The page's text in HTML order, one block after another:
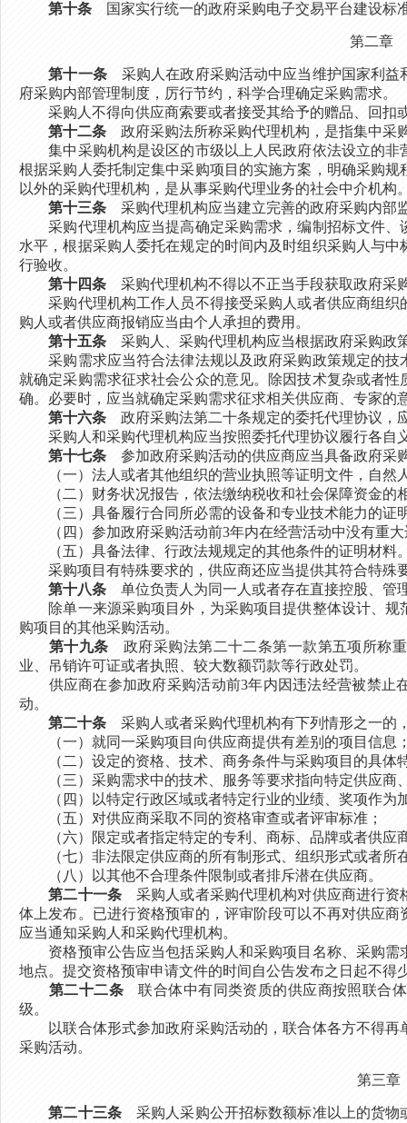
第十条 国家实行统一的政府采购电子交易平台建设标
第二章
第十一条采购人在政府采购活动中应当维护国家利益
府采购内部管理制度，厉行节约，科学合理确定采购需求。
采购人不得向供应商索要或者接受其给予的赠品、回扣
第十二条 政府采购法所称采购代理机构，是指集中采
集中采购机构是设区的市级以上人民政府依法设立的非
根据采购人委托制定集中采购项目的实施方案，明确采购
以外的采购代理机构，是从事采购代理业务的社会中介机构
第十三条 采购代理机构应当建立完善的政府采购内部
采购代理机构应当提高确定采购需求，编制招标文件、
水平，根据采购人委托在规定的时间内及时组织采购人与
行验收。
第十四条 采购代理机构不得以不正当手段获取政府采
采购代理机构工作人员不得接受采购人或者供应商组织
购人或者供应商报销应当由个人承担的费用。
第十五条 采购人、采购代理机构应当根据政府采购政
采购需求应当符合法律法规以及政府采购政策规定的技
就确定采购需求征求社会公众的意见。除因技术复杂或者
确。必要时，应当就确定采购需求征求相关供应商、专家的
第十六条 政府采购法第二十条规定的委托代理协议，
采购人和采购代理机构应当按照委托代理协议履行各自
第十七条 参加政府采购活动的供应商应当具备政府采
（一）法人或者其他组织的营业执照等证明文件，自然
（二）财务状况报告，依法缴纳税收和社会保障资金的
（三）具备履行合同所必需的设备和专业技术能力的证
（四）参加政府采购活动前3年内在经营活动中没有重大
（五）具备法律、行政法规规定的其他条件的证明材料
采购项目有特殊要求的，供应商还应当提供其符合特殊
第十八条 单位负责人为同一人或者存在直接控股、管
除单一来源采购项目外，为采购项目提供整体设计、规
购项目的其他采购活动。
第十九条 政府采购法第二十二条第一款第五项所称
业、吊销许可证或者执照、较大数额罚款等行政处罚。
供应商在参加政府采购活动前3年内因违法经营被禁止
动。
第二十条 采购人或者采购代理机构有下列情形之一的
（一）就同一采购项目向供应商提供有差别的项目信息
（二）设定的资格、技术、商务条件与采购项目的具体
（三）采购需求中的技术、服务等要求指向特定供应商
（四）以特定行政区域或者特定行业的业绩、奖项作为
（五）对供应商采取不同的资格审查或者评审标准；
（六）限定或者指定特定的专利、商标、品牌或者供应
（七）非法限定供应商的所有制形式、组织形式或者所
（八）以其他不合理条件限制或者排斥潜在供应商。
第二十一条采购人或者采购代理机构对供应商进行资
体上发布。已进行资格预审的，评审阶段可以不再对供应
应当通知采购人和采购代理机构。
资格预审公告应当包括采购人和采购项目名称、采购需
地点。提交资格预审申请文件的时间自公告发布之日起不得
第二十二条 联合体中有同类资质的供应商按照联合
级。
以联合体形式参加政府采购活动的，联合体各方不得再
采购活动。
第三
第二十三条采购人采购公开招标数额标准以上的货物